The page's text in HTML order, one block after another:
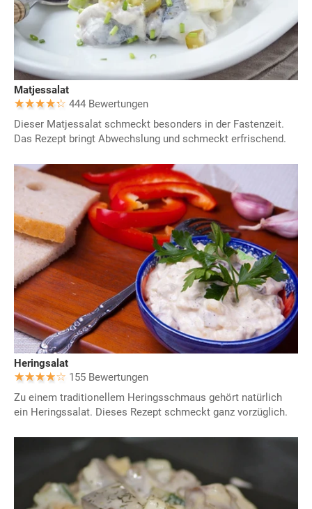
Matjessalat
444 Bewertungen
Dieser Matjessalat schmeckt besonders in der Fastenzeit.
Das Rezept bringt Abwechslung und schmeckt erfrischend.
Heringsalat
155 Bewertungen
Zu einem traditionellem Heringsschmaus gehört natürlich
ein Heringssalat. Dieses Rezept schmeckt ganz vorzüglich.